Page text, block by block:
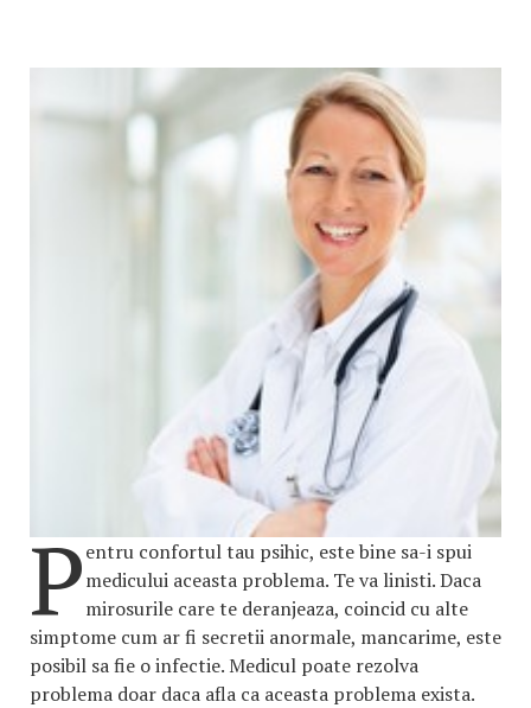
Pentru confortul tau psihic, este bine sa-i spui
medicului aceasta problema. Te va linisti. Daca
mirosurile care te deranjeaza, coincid cu alte
simptome cum ar fi secretii anormale, mancarime, este
posibil sa fie o infectie. Medicul poate rezolva
problema doar daca afla ca aceasta problema exista.